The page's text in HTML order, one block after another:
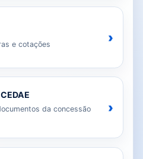
e cotações ›
da concessão
›